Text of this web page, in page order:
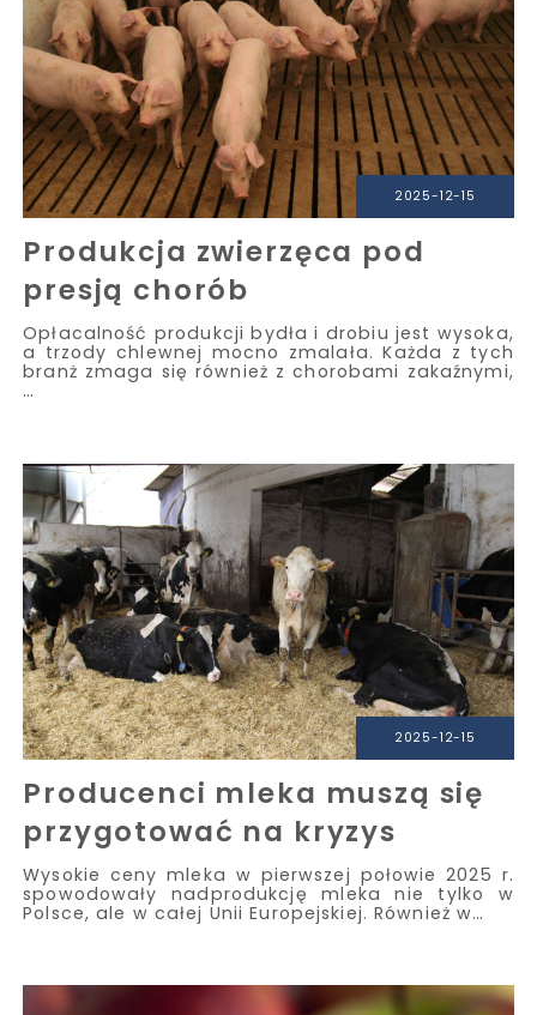
2025-12-15
Produkcja zwierzęca pod
presją chorób
Opłacalność produkcji bydła i drobiu jest wysoka,
a trzody chlewnej mocno zmalała. Każda z tych
branż zmaga się również z chorobami zakaźnymi,
…
2025-12-15
Producenci mleka muszą się
przygotować na kryzys
Wysokie ceny mleka w pierwszej połowie 2025 r.
spowodowały nadprodukcję mleka nie tylko w
Polsce, ale w całej Unii Europejskiej. Również w…